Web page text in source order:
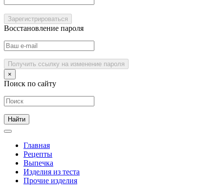
Зарегистрироваться
Восстановление пароля
Получить ссылку на изменение пароля
×
Поиск по сайту
Главная
Рецепты
Выпечка
Изделия из теста
Прочие изделия